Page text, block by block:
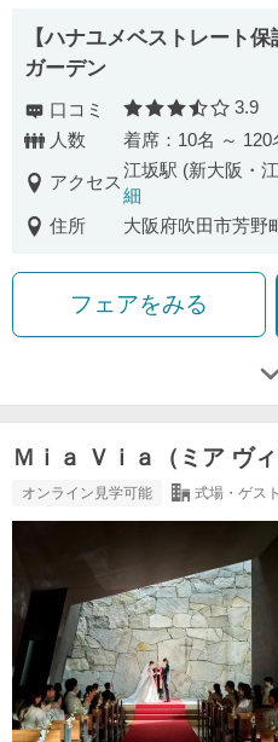
【ハナユメベストレート
ガーデン
口コミ 口コ
3.9
人数
着席：10名 ～ 120
アクセス
江坂駅 (新大阪・
細
住所
大阪府吹田市芳野
フェアをみる
Ｍｉａ Ｖｉａ（ミア ヴィ
オンライン見学可能 式場・ゲス